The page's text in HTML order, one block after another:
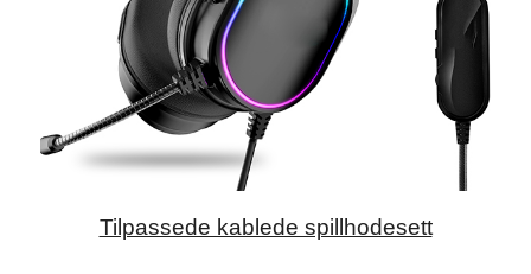
Tilpassede kablede spillhodesett